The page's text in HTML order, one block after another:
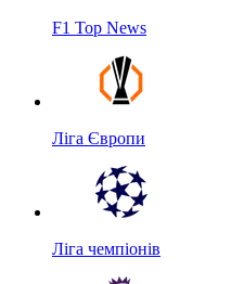
F1 Top News
Ліга Європи
Ліга чемпіонів